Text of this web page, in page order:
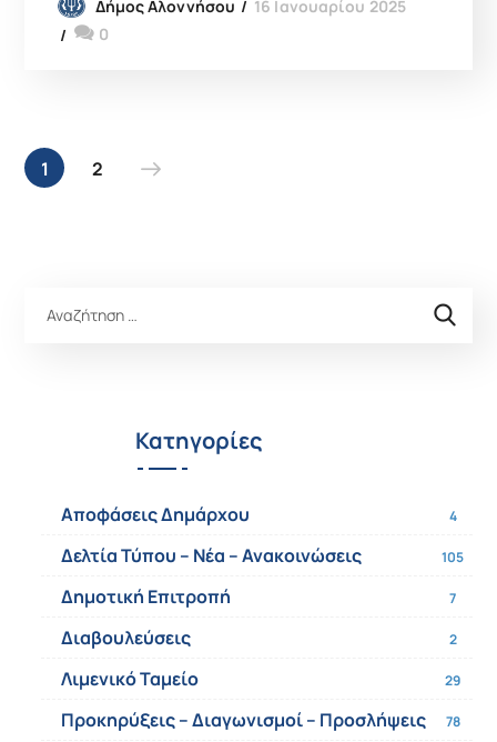
Δήμος Αλοννήσου
16 Ιανουαρίου 2025
0
1 2
Κατηγορίες
Αποφάσεις Δημάρχου 4
Δελτία Τύπου – Νέα – Ανακοινώσεις 105
Δημοτική Επιτροπή 7
Διαβουλεύσεις 2
Λιμενικό Ταμείο 29
Προκηρύξεις – Διαγωνισμοί – Προσλήψεις 78